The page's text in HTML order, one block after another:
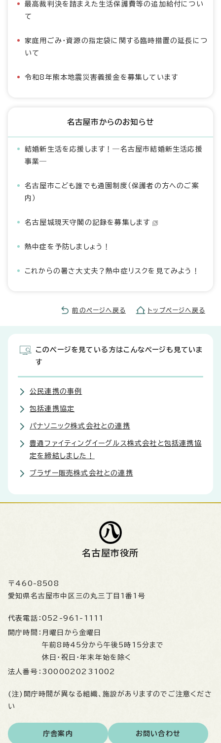
最高裁判決を踏まえた生活保護費等の追加給付につい
て
家庭用ごみ・資源の指定袋に関する臨時措置の延長につ
いて
令和8年熊本地震災害義援金を募集しています
名古屋市からのお知らせ
結婚新生活を応援します！―名古屋市結婚新生活応援
事業―
名古屋市こども誰でも通園制度（保護者の方へのご案
内）
名古屋城現天守閣の記録を募集します
熱中症を予防しましょう！
これからの暑さ大丈夫？熱中症リスクを見てみよう！
前のページへ戻る トップページへ戻る
このページを見ている方はこんなページも見ていま
す
公民連携の事例
包括連携協定
パナソニック株式会社との連携
豊通ファイティングイーグルス株式会社と包括連携協
定を締結しました！
ブラザー販売株式会社との連携
名古屋市役所
〒460-8508
愛知県名古屋市中区三の丸三丁目1番1号
代表電話： 052-961-1111
開庁時間： 月曜日から金曜日
午前8時45分から午後5時15分まで
休日・祝日・年末年始を除く
法人番号： 3000020231002
(注)開庁時間が異なる組織、施設がありますのでご注意くださ
い
庁舎案内 お問い合わせ